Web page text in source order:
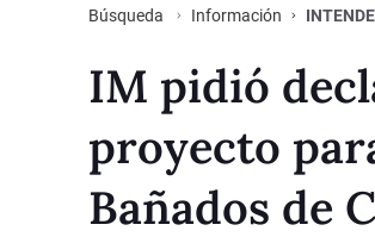
Búsqueda Información
IM pidió
proyecto
Bañados de